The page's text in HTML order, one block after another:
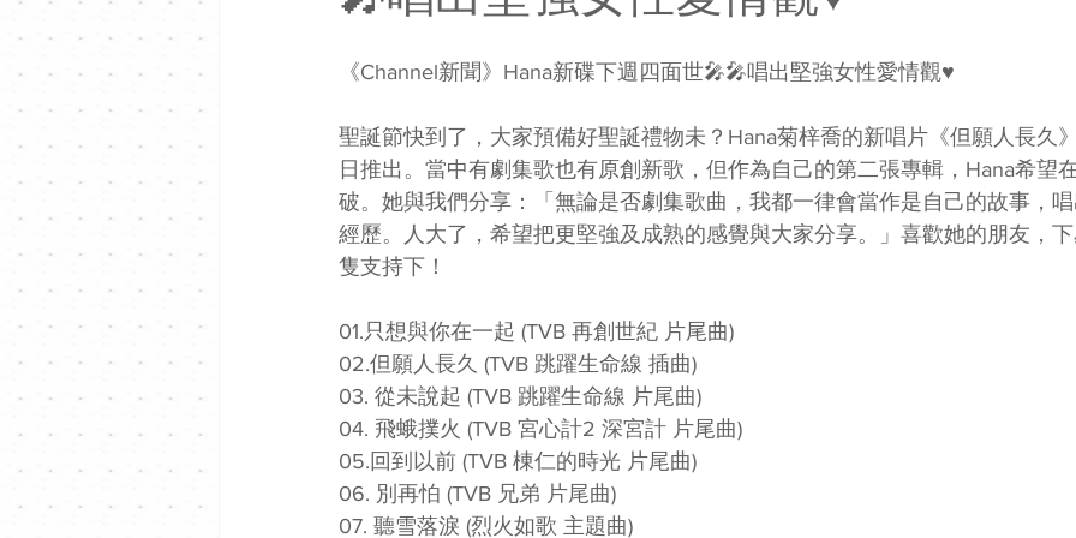
《Channel新聞》Hana新碟下週四面世🎤🎤唱出堅強女性愛情觀♥️
聖誕節快到了，大家預備好聖誕禮物未？Hana菊梓喬的新唱片《但願人長久
日推出。當中有劇集歌也有原創新歌，但作為自己的第二張專輯，Hana希望
破。她與我們分享：「無論是否劇集歌曲，我都一律會當作是自己的故事，
經歷。人大了，希望把更堅強及成熟的感覺與大家分享。」喜歡她的朋友，
隻支持下！
01.只想與你在一起 (TVB 再創世紀 片尾曲)
02.但願人長久 (TVB 跳躍生命線 插曲)
03. 從未說起 (TVB 跳躍生命線 片尾曲)
04. 飛蛾撲火 (TVB 宮心計2 深宮計 片尾曲)
05.回到以前 (TVB 棟仁的時光 片尾曲)
06. 別再怕 (TVB 兄弟 片尾曲)
07. 聽雪落淚 (烈火如歌 主題曲)